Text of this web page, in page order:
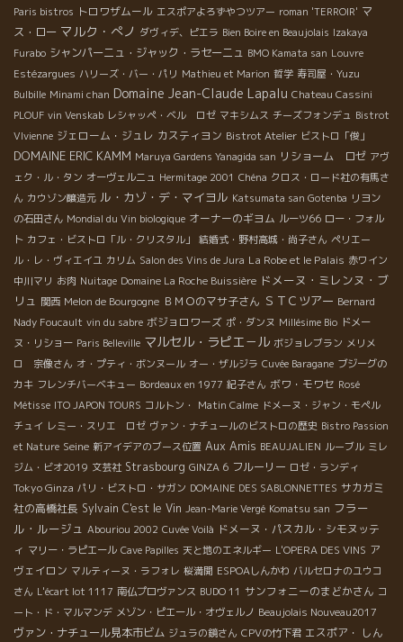
Paris bistros トロワザムール エスポアよろずやつツアー roman 'TERROIR' マ
ス・ロー マルク・ぺノ ダヴィデ、ピエラ Bien Boire en Beaujolais Izakaya
Furabo シャンパーニュ・ジャック・ラセーニュ BMO Kamata san Louvre
Estézargues ハリーズ・バー・パリ Mathieu et Marion 哲学 寿司屋・Yuzu
Bulbille Minami chan Domaine Jean-Claude Lapalu Chateau Cassini
PLOUF vin Venskab レシャッペ・ベル ロゼ マキシムス チーズフォンデュ Bistrot
VIvienne ジェローム・ジュレ カスティヨン Bistrot Atelier ビストロ「俊」
DOMAINE ERIC KAMM Maruya Gardens Yanagida san リショーム ロゼ アヴ
ェク・ル・タン オーヴェルニュ Hermitage 2001 Chéna クロス・ロード社の有馬さ
ん カウゾン醸造元 ル・カゾ・デ・マイヨル Katsumata san Gotenba リヨン
の石田さん Mondial du Vin biologique オーナーのギヨム ルーツ66 ロー・フォル
ト カフェ・ビストロ「ル・クリスタル」 結婚式・野村高城・尚子さん ペリエー
ル・レ・ヴィエイユ カリム Salon des Vins de Jura La Robe et le Palais 赤ワイン
中川マリ お肉 Nuitage Domaine La Roche Buissière ドメーヌ・ミレンヌ・ブ
リュ 関西 Melon de Bourgogne ＢＭＯのマサ子さん ＳＴＣツアー Bernard
Nady Foucault vin du sabre ボジョロワーズ ポ・ダンヌ Millésime Bio ドメー
ヌ・リショー Paris Belleville マルセル・ラピエ－ル ボジョレブラン メリメ
ロ 宗像さん オ・プティ・ボンヌール オー・ザルジラ Cuvée Baragane ブジーグの
カキ フレンチバーベキュー Bordeaux en 1977 紀子さん ボワ・モワセ Rosé
Métisse ITO JAPON TOURS コルトン・ Matin Calme ドメーヌ・ジャン・モペル
チュイ レミー・スリエ ロゼ ヴァン・ナチュールのビストロの歴史 Bistro Passion
et Nature Seine 新アイデアのブース位置 Aux Amis BEAUJALIEN ルーブル ミレ
ジム・ビオ2019 文芸社 Strasbourg GINZA 6 フルーリー ロゼ・ランディ
Tokyo Ginza パリ・ビストロ・サガン DOMAINE DES SABLONNETTES サカガミ
社の高橋社長 Sylvain C'est le Vin Jean-Marie Vergé Komatsu san フラー
ル・ルージュ Abouriou 2002 Cuvée Voilà ドメーヌ・パスカル・シモヌッテ
ィ マリー・ラピエール Cave Papilles 天と地のエネルギー L'OPERA DES VINS ア
ヴェイロン マルティーヌ・ラフォレ 桜満開 ESPOAしんかわ バルセロナのユウコ
さん L'écart lot 1117 南仏プロヴァンス BUDO 11 サンフォニーのまどかさん コ
ート・ド・マルマンデ メゾン・ピエール・オヴェルノ Beaujolais Nouveau2017
ヴァン・ナチュール見本市ビム ジュラの鏡さん CPVの竹下君 エスポア・ しん